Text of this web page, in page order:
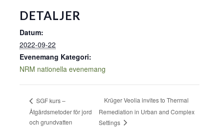
DETALJER
Datum:
2022-09-22
Evenemang Kategori:
NRM nationella evenemang
SGF kurs –
Åtgärdsmetoder för jord
och grundvatten
Krüger Veolia invites to Thermal
Remediation in Urban and Complex
Settings